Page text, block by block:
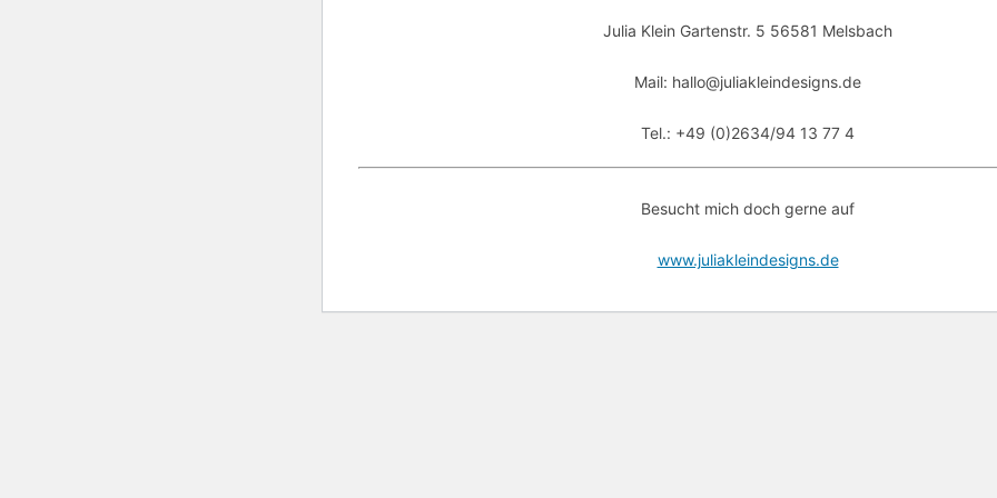
Julia Klein Gartenstr. 5 56581 Melsbach
Mail: hallo@juliakleindesigns.de
Tel.: +49 (0)2634/94 13 77 4
Besucht mich doch gerne auf
www.juliakleindesigns.de